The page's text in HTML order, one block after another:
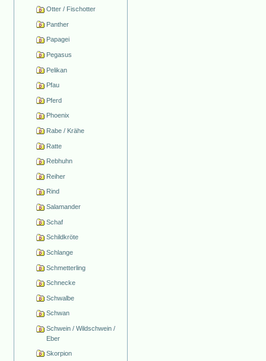
Otter / Fischotter
Panther
Papagei
Pegasus
Pelikan
Pfau
Pferd
Phoenix
Rabe / Krähe
Ratte
Rebhuhn
Reiher
Rind
Salamander
Schaf
Schildkröte
Schlange
Schmetterling
Schnecke
Schwalbe
Schwan
Schwein / Wildschwein /
Eber
Skorpion